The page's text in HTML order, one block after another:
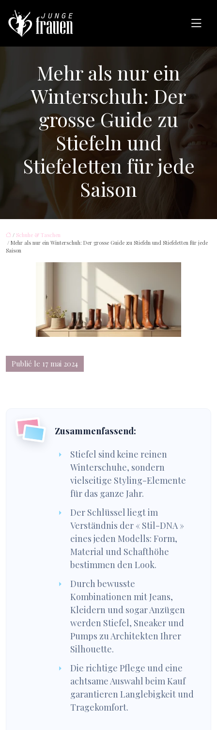
Mehr als nur ein
Winterschuh: Der
grosse Guide zu
Stiefeln und
Stiefeletten für jede
Saison
/ Schuhe & Taschen
/ Mehr als nur ein Winterschuh: Der grosse Guide zu Stiefeln und Stiefeletten für jede
Saison
Publié le 17 mai 2024
Zusammenfassend:
Stiefel sind keine reinen
Winterschuhe, sondern
vielseitige Styling-Elemente
für das ganze Jahr.
Der Schlüssel liegt im
Verständnis der « Stil-DNA »
eines jeden Modells: Form,
Material und Schafthöhe
bestimmen den Look.
Durch bewusste
Kombinationen mit Jeans,
Kleidern und sogar Anzügen
werden Stiefel, Sneaker und
Pumps zu Architekten Ihrer
Silhouette.
Die richtige Pflege und eine
achtsame Auswahl beim Kauf
garantieren Langlebigkeit und
Tragekomfort.